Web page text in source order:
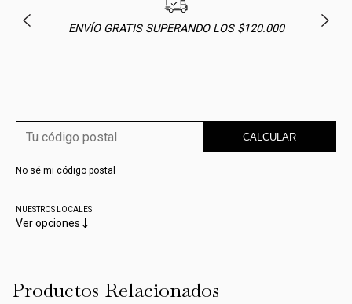
ENVÍO GRATIS SUPERANDO LOS $120.000
CALCULAR
No sé mi código postal
NUESTROS LOCALES
Ver opciones
Productos Relacionados